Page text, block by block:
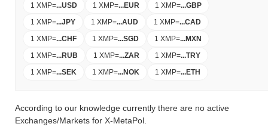
1 XMP=...USD 1 XMP=...EUR 1 XMP=...GBP
1 XMP=...JPY 1 XMP=...AUD 1 XMP=...CAD
1 XMP=...CHF 1 XMP=...SGD 1 XMP=...MXN
1 XMP=...RUB 1 XMP=...ZAR 1 XMP=...TRY
1 XMP=...SEK 1 XMP=...NOK 1 XMP=...ETH
According to our knowledge currently there are no active
Exchanges/Markets for X-MetaPol.